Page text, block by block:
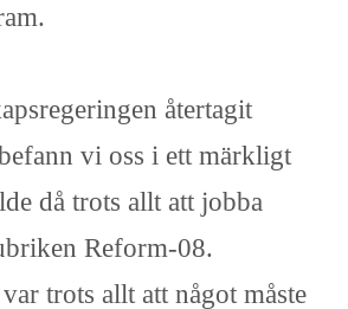
återtagit
vi oss i ett märkligt
då trots allt att jobba
Reform-08.
trots allt att något måste